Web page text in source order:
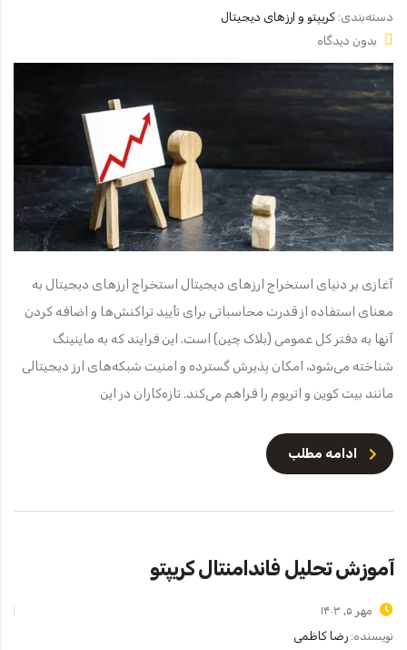
دسته‌بندی: کریپتو و ارزهای دیجیتال
بدون دیدگاه
آغازی بر دنیای استخراج ارزهای دیجیتال استخراج ارزهای دیجیتال به
معنای استفاده از قدرت محاسباتی برای تأیید تراکنش‌ها و اضافه کردن
آنها به دفتر کل عمومی (بلاک چین) است. این فرایند که به ماینینگ
شناخته می‌شود، امکان پذیرش گسترده و امنیت شبکه‌های ارز دیجیتالی
مانند بیت کوین و اتریوم را فراهم می‌کند. تازه‌کاران در این
ادامه مطلب
آموزش تحلیل فاندامنتال کریپتو
مهر ۵, ۱۴۰۳
نویسنده: رضا کاظمی